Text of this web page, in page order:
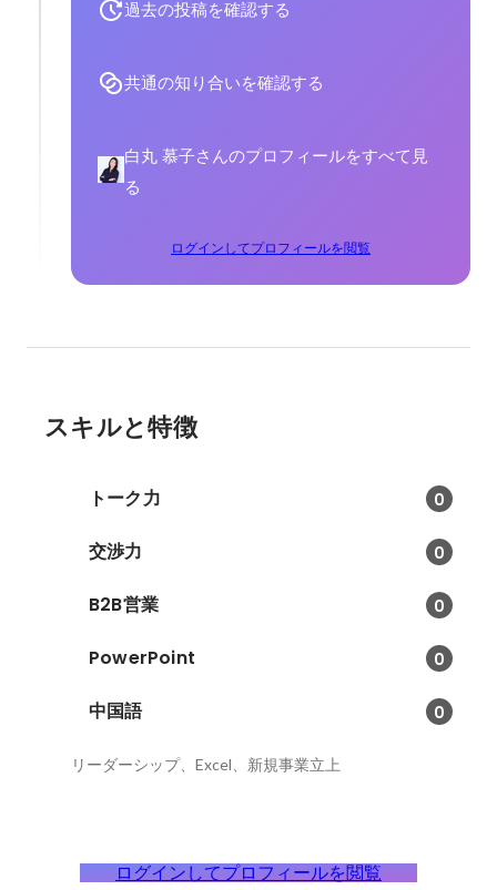
過去の投稿を確認する
共通の知り合いを確認する
白丸 慕子さんのプロフィールをすべて見
る
ログインしてプロフィールを閲覧
スキルと特徴
トーク力 0
交渉力 0
B2B営業 0
PowerPoint 0
中国語 0
リーダーシップ、Excel、新規事業立上
ログインしてプロフィールを閲覧